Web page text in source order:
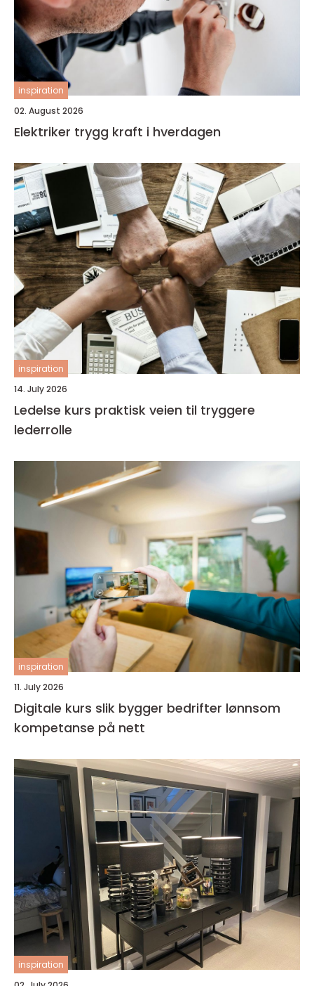
inspiration
02. August 2026
Elektriker trygg kraft i hverdagen
inspiration
14. July 2026
Ledelse kurs praktisk veien til tryggere
lederrolle
inspiration
11. July 2026
Digitale kurs slik bygger bedrifter lønnsom
kompetanse på nett
inspiration